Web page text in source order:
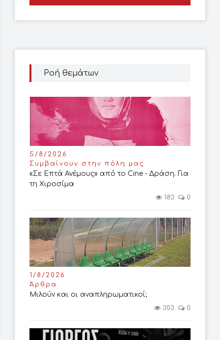
Ροή θεμάτων
5/8/2026
Συμβαίνουν στην πόλη μας
«Σε Επτά Ανέμους» από το Cine - Δράση. Για
τη Χιροσίμα
183 0
1/8/2026
Άρθρα
Μιλούν και οι αναπληρωματικοί;
303 0